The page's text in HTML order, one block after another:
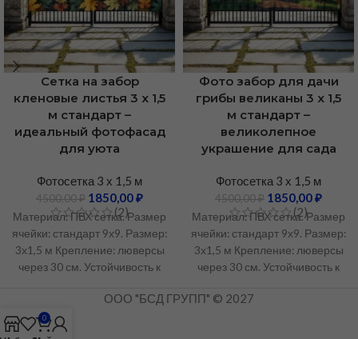
Сетка на забор
кленовые листья 3 х 1,5
м стандарт –
идеальный фотофасад
для уюта
Фотосетка 3 х 1,5 м
4500,00₽ 1850,00₽
(2)
Материал: ПВХ сетка. Размер
ячейки: стандарт 9х9. Размер:
3х1,5 м Крепление: люверсы
через 30 см. Устойчивость к
лет. Рабочий температурный
диапазон: От -50°C до +60°C.
Фото забор для дачи
грибы великаны 3 х 1,5
м стандарт –
великолепное
украшение для сада
Фотосетка 3 х 1,5 м
4500,00₽ 1850,00₽
(2)
Материал: ПВХ сетка. Размер
ячейки: стандарт 9х9. Размер:
3х1,5 м Крепление: люверсы
через 30 см. Устойчивость к
лет. Рабочий температурный
ООО "БСД ГРУПП" © 2027
0